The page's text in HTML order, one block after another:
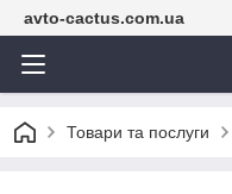
avto-cactus.com.ua
Товари та послуги